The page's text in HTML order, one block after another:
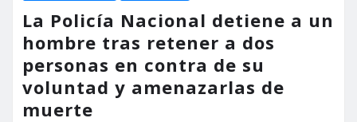
La Policía Nacional detiene a un
hombre tras retener a dos
personas en contra de su
voluntad y amenazarlas de
muerte